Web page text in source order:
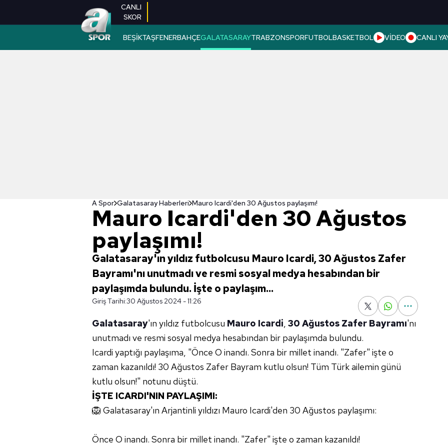
CANLI
SKOR
BEŞİKTAŞFENERBAHÇEGALATASARAYTRABZONSPORFUTBOLBASKETBOL VİDEO CANLI
A Spor Galatasaray Haberleri Mauro Icardi'den 30 Ağustos paylaşımı!
Mauro Icardi'den 30 Ağustos
paylaşımı!
Galatasaray'ın yıldız futbolcusu Mauro Icardi, 30 Ağustos Zafer
Bayramı'nı unutmadı ve resmi sosyal medya hesabından bir
paylaşımda bulundu. İşte o paylaşım...
Giriş Tarihi:30 Ağustos 2024 - 11:26
Galatasaray'ın yıldız futbolcusu Mauro Icardi, 30 Ağustos Zafer Bayramı'nı
unutmadı ve resmi sosyal medya hesabından bir paylaşımda bulundu.
Icardi yaptığı paylaşıma, "Önce O inandı. Sonra bir millet inandı. "Zafer" işte o
zaman kazanıldı! 30 Ağustos Zafer Bayram kutlu olsun! Tüm Türk ailemin günü
kutlu olsun!" notunu düştü.
İŞTE ICARDI'NIN PAYLAŞIMI:
🦁 Galatasaray'ın Arjantinli yıldızı Mauro Icardi'den 30 Ağustos paylaşımı:
Önce O inandı. Sonra bir millet inandı. "Zafer" işte o zaman kazanıldı!